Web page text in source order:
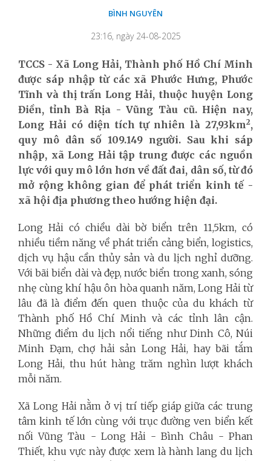
BÌNH NGUYÊN
23:16, ngày 24-08-2025
TCCS - Xã Long Hải, Thành phố Hồ Chí Minh
được sáp nhập từ các xã Phước Hưng, Phước
Tĩnh và thị trấn Long Hải, thuộc huyện Long
Điền, tỉnh Bà Rịa - Vũng Tàu cũ. Hiện nay,
Long Hải có diện tích tự nhiên là 27,93km2,
quy mô dân số 109.149 người. Sau khi sáp
nhập, xã Long Hải tập trung được các nguồn
lực với quy mô lớn hơn về đất đai, dân số, từ đó
mở rộng không gian để phát triển kinh tế -
xã hội địa phương theo hướng hiện đại.
Long Hải có chiều dài bờ biển trên 11,5km, có
nhiều tiềm năng về phát triển cảng biển, logistics,
dịch vụ hậu cần thủy sản và du lịch nghỉ dưỡng.
Với bãi biển dài và đẹp, nước biển trong xanh, sóng
nhẹ cùng khí hậu ôn hòa quanh năm, Long Hải từ
lâu đã là điểm đến quen thuộc của du khách từ
Thành phố Hồ Chí Minh và các tỉnh lân cận.
Những điểm du lịch nổi tiếng như Dinh Cô, Núi
Minh Đạm, chợ hải sản Long Hải, hay bãi tắm
Long Hải, thu hút hàng trăm nghìn lượt khách
mỗi năm.
Xã Long Hải nằm ở vị trí tiếp giáp giữa các trung
tâm kinh tế lớn cùng với trục đường ven biển kết
nối Vũng Tàu - Long Hải - Bình Châu - Phan
Thiết, khu vực này được xem là hành lang du lịch